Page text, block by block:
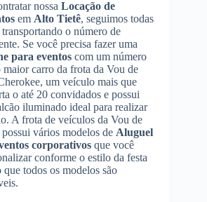
nossa Locação de
em Alto Tietê, seguimos todas
o número de
Se você precisa fazer uma
para eventos com um número
carro da frota da Vou de
um veículo mais que
o até 20 convidados e possui
iluminado ideal para realizar
A frota de veículos da Vou de
possui vários modelos de Aluguel
corporativos que você
conforme o estilo da festa
todos os modelos são